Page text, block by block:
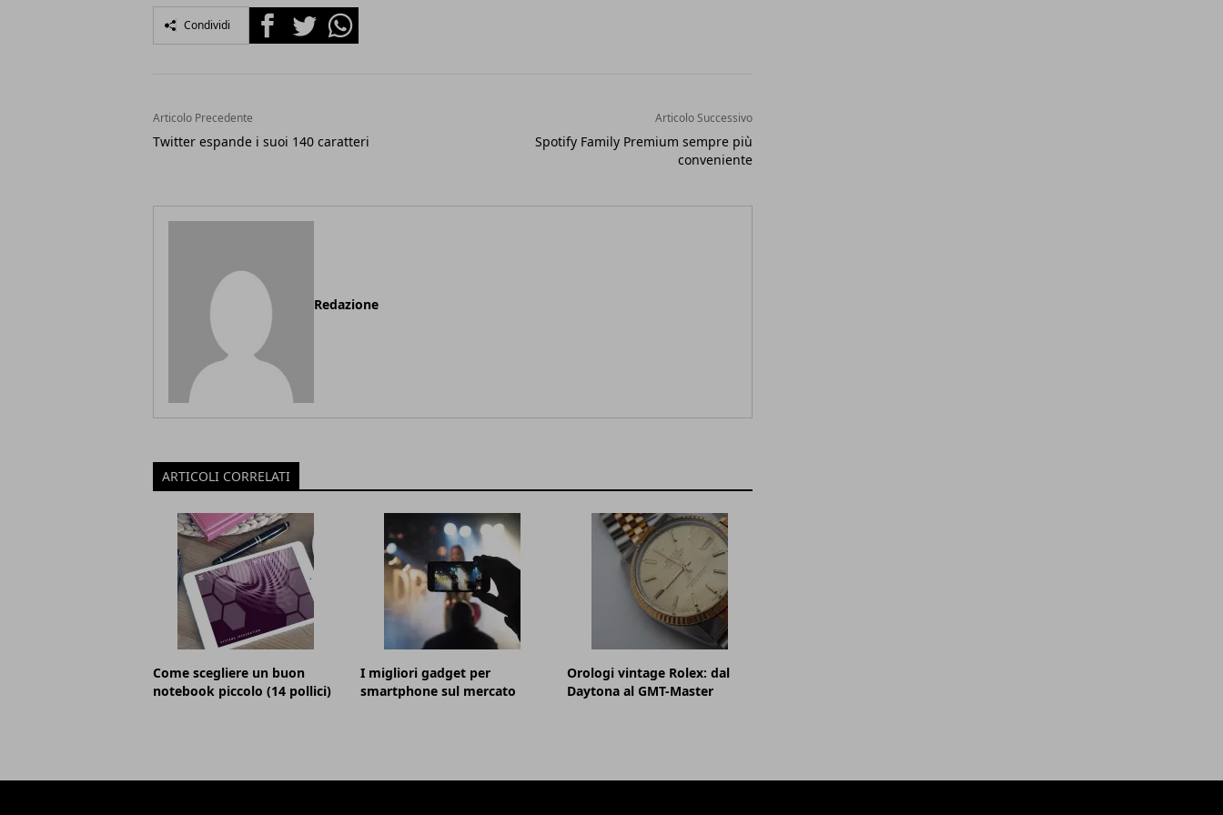
Condividi FacebookTwitterWhatsapp
Articolo Precedente
Twitter espande i suoi 140 caratteri
Articolo Successivo
Spotify Family Premium sempre più
conveniente
Redazione
ARTICOLI CORRELATI
Come scegliere un buon
notebook piccolo (14 pollici)
I migliori gadget per
smartphone sul mercato
Orologi vintage Rolex: dal
Daytona al GMT-Master